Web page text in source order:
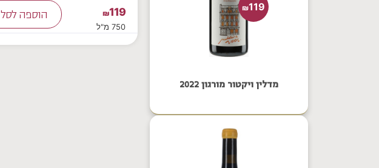
מדלין ויקטור מורגון 2022
₪119
₪119
750 מ"ל
הוספה לסל